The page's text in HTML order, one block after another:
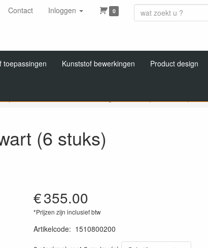
Contact Inloggen 0
toepassingen Kunststof bewerkingen Product design
(6 stuks)
€355.00
*Prijzen zijn inclusief btw
Artikelcode: 1510800200